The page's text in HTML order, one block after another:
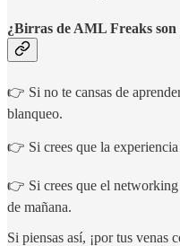
¿Birras de AML Freaks son
👉 Si no te cansas de
blanqueo.
👉 Si crees que la
👉 Si crees que el networking
de mañana.
Si piensas así, ¡por tus venas